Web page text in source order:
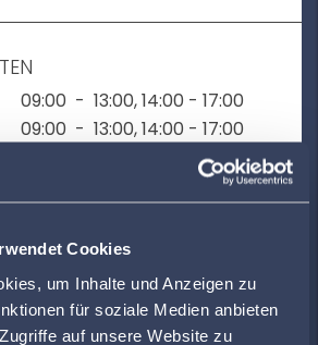
Cookies
um Inhalte und Anzeigen zu
für soziale Medien anbieten
auf unsere Website zu
09:00 - 13:00, 14:00 - 17:00
09:00 - 13:00, 14:00 - 17:00
, 14:00 - 17:00
telefonischer